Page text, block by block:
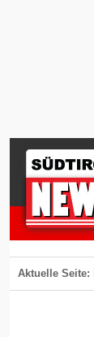
Aktuelle Seite: